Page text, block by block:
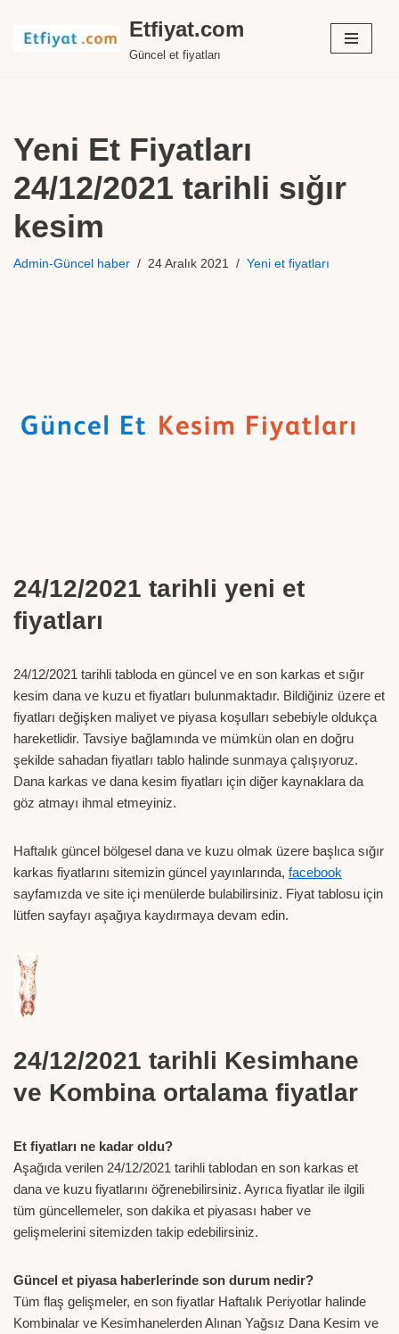
İçeriğe
Etfiyat.com
Güncel et fiyatları
Yeni Et Fiyatları
24/12/2021 tarihli sığır
kesim
Admin-Güncel haber 24 Aralık 2021 Yeni et fiyatları
24/12/2021 tarihli yeni et
fiyatları
24/12/2021 tarihli tabloda en güncel ve en son karkas et sığır
kesim dana ve kuzu et fiyatları bulunmaktadır. Bildiğiniz üzere et
fiyatları değişken maliyet ve piyasa koşulları sebebiyle oldukça
hareketlidir. Tavsiye bağlamında ve mümkün olan en doğru
şekilde sahadan fiyatları tablo halinde sunmaya çalışıyoruz.
Dana karkas ve dana kesim fiyatları için diğer kaynaklara da
göz atmayı ihmal etmeyiniz.
Haftalık güncel bölgesel dana ve kuzu olmak üzere başlıca sığır
karkas fiyatlarını sitemizin güncel yayınlarında, facebook
sayfamızda ve site içi menülerde bulabilirsiniz. Fiyat tablosu için
lütfen sayfayı aşağıya kaydırmaya devam edin.
24/12/2021 tarihli Kesimhane
ve Kombina ortalama fiyatlar
Et fiyatları ne kadar oldu?
Aşağıda verilen 24/12/2021 tarihli tablodan en son karkas et
dana ve kuzu fiyatlarını öğrenebilirsiniz. Ayrıca fiyatlar ile ilgili
tüm güncellemeler, son dakika et piyasası haber ve
gelişmelerini sitemizden takip edebilirsiniz.
Güncel et piyasa haberlerinde son durum nedir?
Tüm flaş gelişmeler, en son fiyatlar Haftalık Periyotlar halinde
Kombinalar ve Kesimhanelerden Alınan Yağsız Dana Kesim ve